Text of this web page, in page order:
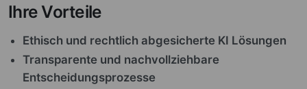
Ihre Vorteile
Ethisch und rechtlich abgesicherte KI Lösungen
Transparente und nachvollziehbare
Entscheidungsprozesse